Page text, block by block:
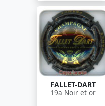
FALLET-DART
19a Noir et or